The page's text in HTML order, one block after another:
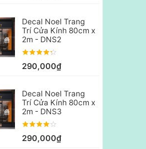
Decal Noel Trang
Trí Cửa Kính 80cm x
2m - DNS2
290,000₫
Decal Noel Trang
Trí Cửa Kính 80cm x
2m - DNS3
290,000₫